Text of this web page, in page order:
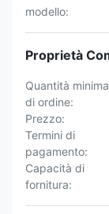
modello:
Proprietà
Quantità minima
di ordine:
Prezzo:
Termini di
pagamento:
Capacità di
fornitura: